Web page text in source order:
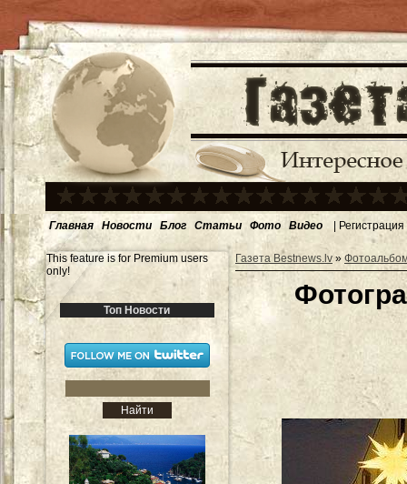
Главная Новости Блог Статьи Фото Видео | Регистрация
This feature is for Premium users
only!
Топ Новости
Газета Bestnews.lv»